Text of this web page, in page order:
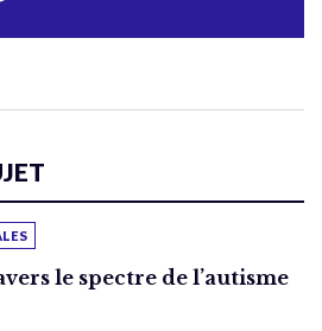
le spectre de l’autisme